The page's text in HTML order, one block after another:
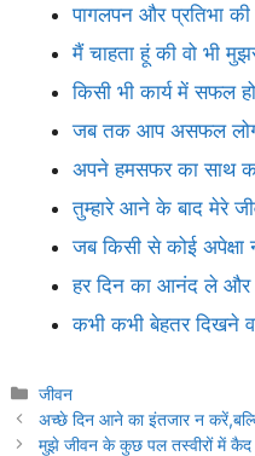
पागलपन और प्रतिभा
मैं चाहता हूं की वो भी
किसी भी कार्य में सफल
जब तक आप असफल
अपने हमसफर का साथ
तुम्हारे आने के बाद मेरे
जब किसी से कोई अपेक्षा
हर दिन का आनंद ले और
कभी कभी बेहतर दिखने
Categories
जीवन
अच्छे दिन आने का इंतजार न
मुझे जीवन के कुछ पल तस्वीरों में कैद